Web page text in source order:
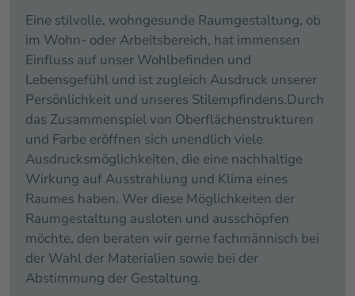
Eine stilvolle, wohngesunde Raumgestaltung, ob
im Wohn- oder Arbeitsbereich, hat immensen
Einfluss auf unser Wohlbefinden und
Lebensgefühl und ist zugleich Ausdruck unserer
Persönlichkeit und unseres Stilempfindens.Durch
das Zusammenspiel von Oberflächenstrukturen
und Farbe eröffnen sich unendlich viele
Ausdrucksmöglichkeiten, die eine nachhaltige
Wirkung auf Ausstrahlung und Klima eines
Raumes haben. Wer diese Möglichkeiten der
Raumgestaltung ausloten und ausschöpfen
möchte, den beraten wir gerne fachmännisch bei
der Wahl der Materialien sowie bei der
Abstimmung der Gestaltung.